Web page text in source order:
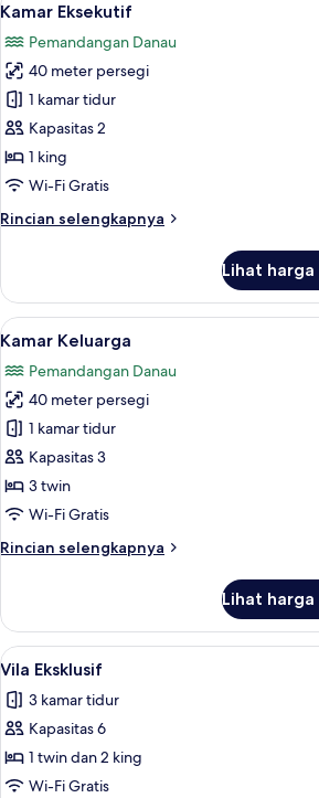
semua
foto
untuk
Kamar
Eksekutif
10
Kamar Eksekutif
Pemandangan Danau
40 meter persegi
1 kamar tidur
Kapasitas 2
1 king
Wi-Fi Gratis
Rincian selengkapnya
Rincian
Kamar
Eksekutif
Lihat
Lihat
semua
foto
untuk
Kamar
Keluarga
8
Kamar Keluarga
Pemandangan Danau
40 meter persegi
1 kamar tidur
Kapasitas 3
3 twin
Wi-Fi Gratis
Rincian selengkapnya
Rincian
Kamar
Keluarga
Lihat
Lihat
semua
foto
untuk
Vila
Eksklusif
17
Vila Eksklusif
3 kamar tidur
Kapasitas 6
1 twin dan 2 king
Wi-Fi Gratis